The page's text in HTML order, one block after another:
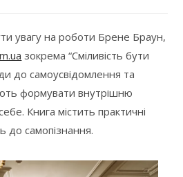
увагу на роботи Брене Браун,
зокрема “Сміливість бути
до самоусвідомлення та
формувати внутрішню
Книга містить практичні
до самопізнання.